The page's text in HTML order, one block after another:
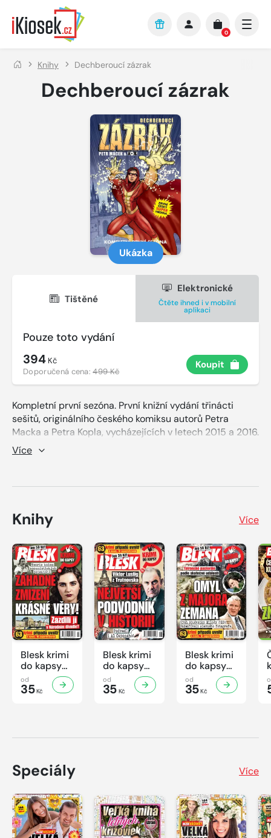
Přejít na hlavní obsah
0
Knihy Dechberoucí zázrak
Dechberoucí zázrak
Ukázka
Tištěné
Elektronické
Čtěte ihned i v mobilní
aplikaci
Pouze toto vydání
394 Kč
Doporučená cena:499 Kč
Koupit
Kompletní první sezóna. První knižní vydání třinácti
sešitů, originálního českého komiksu autorů Petra
Macka a Petra Kopla, vycházejících v letech 2015 a 2016.
Komiks se odehrává v českých kulisách, s postavami
české historie a popkultury a s prvním českým
Superhrdina Zázrak se učí ovládat své schopnosti, má
zjištění, že se super schopnostmi přichází velká
odpovědnost. Všech třináct sešitů první sezóny je v
podobě zajímavostí ze „zákulisí“. V duchu komiksového
žánru krásně zpracovaná kniha je určena nejen
sběratelům a fanouškům komiksu.
Více
Knihy Více
Blesk krimi
do kapsy
č.7/2026
od
35Kč
Blesk krimi
do kapsy
č.6/2026
od
35Kč
Blesk krimi
do kapsy
č.5/2026
od
35Kč
Speciály Více